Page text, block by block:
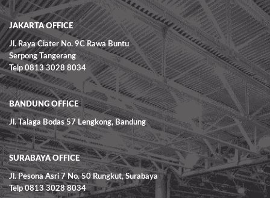
JAKARTA OFFICE
Jl. Raya Ciater No. 9C Rawa Buntu
Serpong Tangerang
Telp 0813 3028 8034
BANDUNG OFFICE
Jl. Talaga Bodas 57 Lengkong, Bandung
SURABAYA OFFICE
Jl. Pesona Asri 7 No. 50 Rungkut, Surabaya
Telp 0813 3028 8034